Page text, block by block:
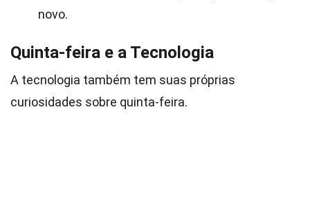
novo.
Quinta-feira e a Tecnologia
A tecnologia também tem suas próprias
curiosidades sobre quinta-feira.